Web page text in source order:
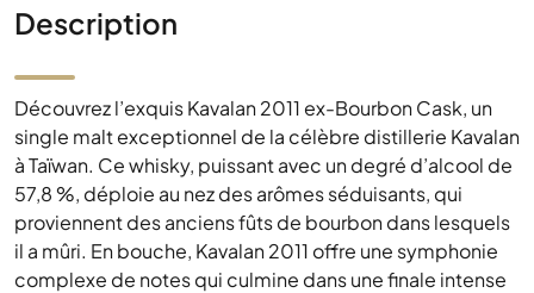
Description
Découvrez l’exquis Kavalan 2011 ex-Bourbon Cask, un
single malt exceptionnel de la célèbre distillerie Kavalan
à Taïwan. Ce whisky, puissant avec un degré d’alcool de
57,8 %, déploie au nez des arômes séduisants, qui
proviennent des anciens fûts de bourbon dans lesquels
il a mûri. En bouche, Kavalan 2011 offre une symphonie
complexe de notes qui culmine dans une finale intense